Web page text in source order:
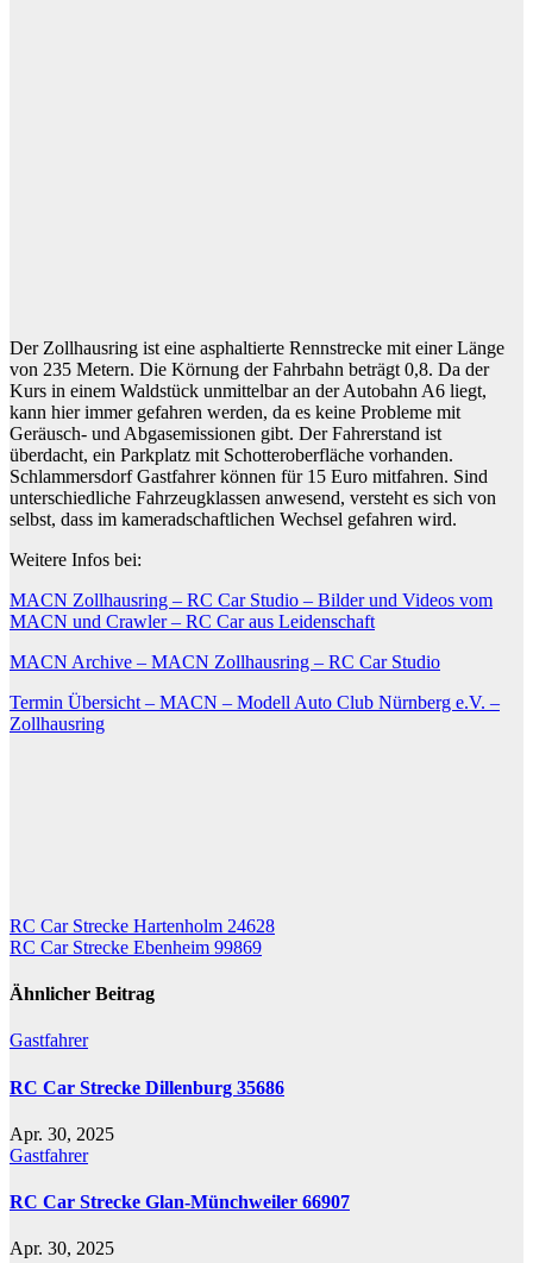
Der Zollhausring ist eine asphaltierte Rennstrecke mit einer Länge
von 235 Metern. Die Körnung der Fahrbahn beträgt 0,8. Da der
Kurs in einem Waldstück unmittelbar an der Autobahn A6 liegt,
kann hier immer gefahren werden, da es keine Probleme mit
Geräusch- und Abgasemissionen gibt. Der Fahrerstand ist
überdacht, ein Parkplatz mit Schotteroberfläche vorhanden.
Schlammersdorf Gastfahrer können für 15 Euro mitfahren. Sind
unterschiedliche Fahrzeugklassen anwesend, versteht es sich von
selbst, dass im kameradschaftlichen Wechsel gefahren wird.
Weitere Infos bei:
MACN Zollhausring – RC Car Studio – Bilder und Videos vom
MACN und Crawler – RC Car aus Leidenschaft
MACN Archive – MACN Zollhausring – RC Car Studio
Termin Übersicht – MACN – Modell Auto Club Nürnberg e.V. –
Zollhausring
Beitragsnavigation
RC Car Strecke Hartenholm 24628
RC Car Strecke Ebenheim 99869
Ähnlicher Beitrag
Gastfahrer
RC Car Strecke Dillenburg 35686
Apr. 30, 2025
Gastfahrer
RC Car Strecke Glan-Münchweiler 66907
Apr. 30, 2025